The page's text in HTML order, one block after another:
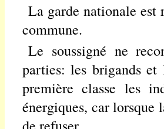
La garde nationale est
commune.
Le soussigné ne
parties: les brigands
première classe les
énergiques, car lorsque